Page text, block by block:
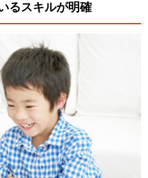
るスキルが明確